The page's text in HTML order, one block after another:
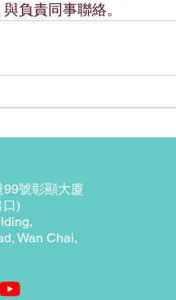
與負責同事聯絡。
號彰顯大廈
口)
Wan Chai,